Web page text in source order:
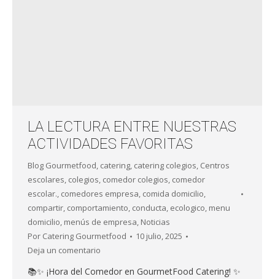
LA LECTURA ENTRE NUESTRAS
ACTIVIDADES FAVORITAS
Blog Gourmetfood, catering, catering colegios, Centros
escolares, colegios, comedor colegios, comedor
escolar., comedores empresa, comida domicilio,
compartir, comportamiento, conducta, ecologico, menu
domicilio, menús de empresa, Noticias
Por Catering Gourmetfood
10 julio, 2025
Deja un comentario
📚✨ ¡Hora del Comedor en GourmetFood Catering! ✨